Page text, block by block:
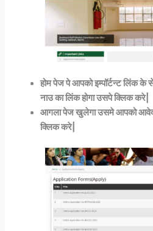
होम पेज पे आपको इम्पॉर्टन्ट
नाउ का लिंक होगा उसपे क्लिक करे|
आगला पेज खुलेगा उसमे आपको
क्लिक करे|